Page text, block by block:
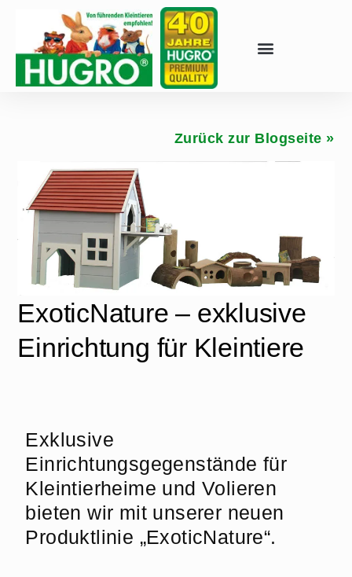
Zurück zur Blogseite »
ExoticNature – exklusive
Einrichtung für Kleintiere
Exklusive
Einrichtungsgegenstände für
Kleintierheime und Volieren
bieten wir mit unserer neuen
Produktlinie „ExoticNature“.